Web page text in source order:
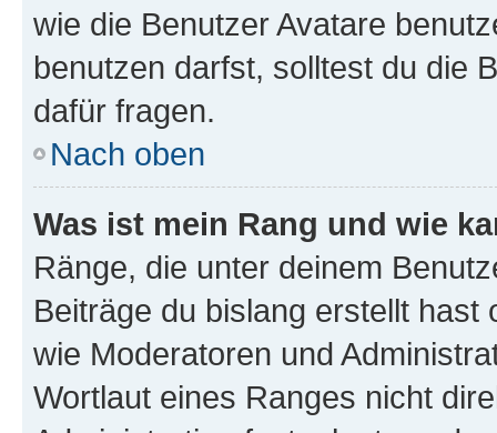
wie die Benutzer Avatare
benutzen darfst, solltest du die
dafür fragen.
Nach oben
Was ist mein Rang und wie
Ränge, die unter deinem
Beiträge du bislang erstellt
wie Moderatoren und
Wortlaut eines Ranges nicht